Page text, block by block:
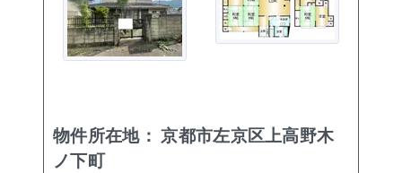
物件所在地：京都市左京区上高野木
ノ下町